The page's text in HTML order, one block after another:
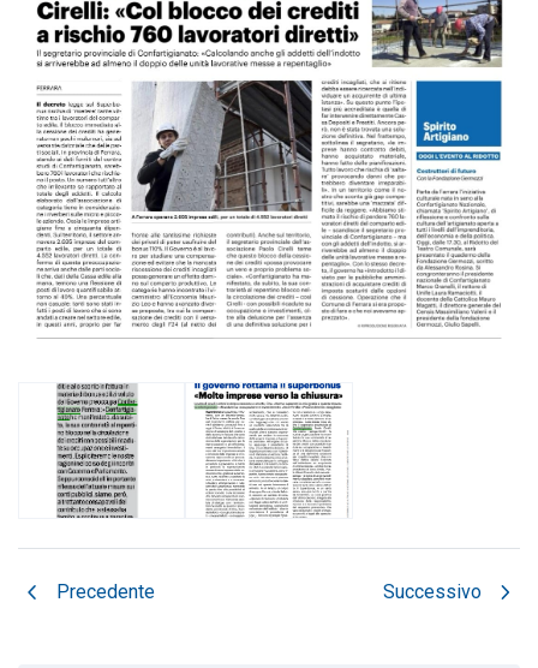
chevron_left Precedente Successivo chevron_right